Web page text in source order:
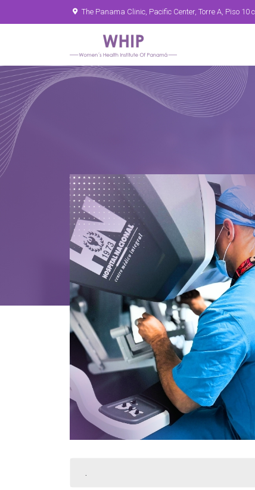
The Panama Clinic, Pacific Center, Torre A, Piso 10
.